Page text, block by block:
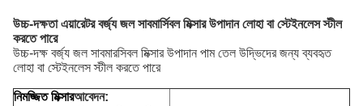
উচ্চ-দক্ষতা এয়ারেটর বর্জ্য জল সাবমার্সিবল মিক্সার উপাদান লোহা বা স্টেইনলেস স্টীল
করতে পারে
উচ্চ-দক্ষ বর্জ্য জল সাবমারসিবল মিক্সার উপাদান পাম তেল উদ্ভিদের জন্য ব্যবহৃত
লোহা বা স্টেইনলেস স্টীল করতে পারে
নিমজ্জিত মিক্সারআবেদন: